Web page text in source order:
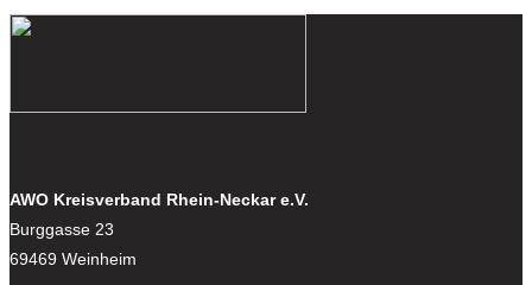
AWO Kreisverband Rhein-Neckar e.V.
Burggasse 23
69469 Weinheim